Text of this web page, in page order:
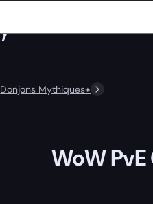
Donjons Mythiques+
WoW